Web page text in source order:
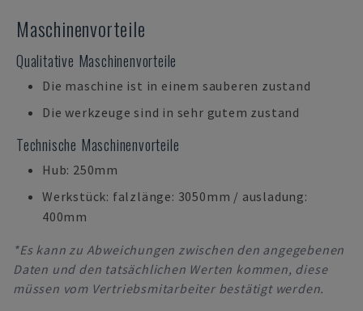
Maschinenvorteile
Qualitative Maschinenvorteile
Die maschine ist in einem sauberen zustand
Die werkzeuge sind in sehr gutem zustand
Technische Maschinenvorteile
Hub: 250mm
Werkstück: falzlänge: 3050mm / ausladung:
400mm
*Es kann zu Abweichungen zwischen den angegebenen
Daten und den tatsächlichen Werten kommen, diese
müssen vom Vertriebsmitarbeiter bestätigt werden.